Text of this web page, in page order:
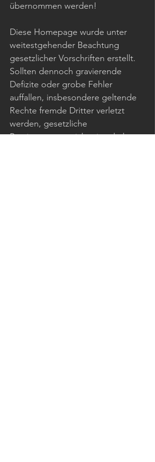
übernommen werden!
Diese Homepage wurde unter
weitestgehender Beachtung
gesetzlicher Vorschriften erstellt.
Sollten dennoch gravierende
Defizite oder grobe Fehler
auffallen, insbesondere geltende
Rechte fremde Dritter verletzt
werden, gesetzliche
Bestimmungen nicht eingehalten